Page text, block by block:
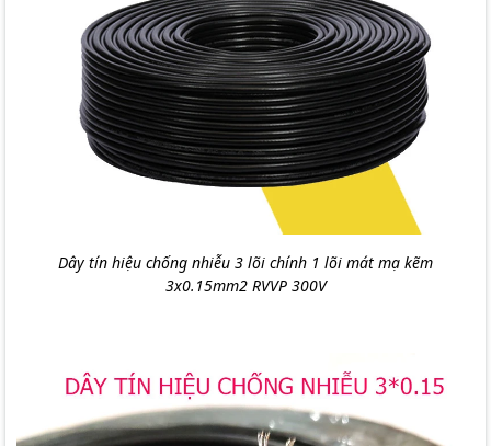
Dây tín hiệu chống nhiễu 3 lõi chính 1 lõi mát mạ kẽm
3x0.15mm2 RVVP 300V